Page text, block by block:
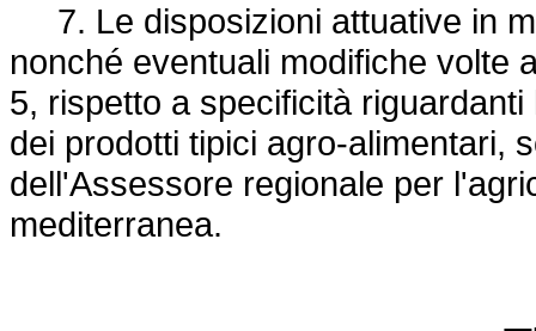
7. Le disposizioni attuative in
nonché eventuali modifiche volte
5, rispetto a specificità
dei prodotti tipici agro-alimentari,
dell'Assessore regionale per
mediterranea.